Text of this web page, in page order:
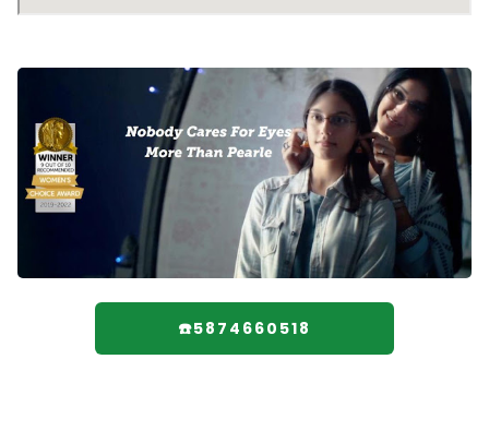
☎️5874660518